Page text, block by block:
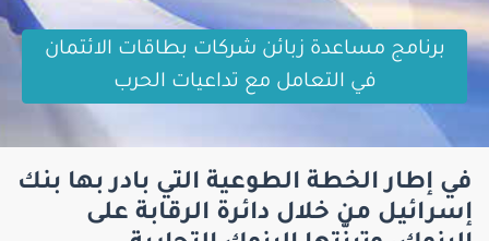
برنامج مساعدة زبائن شركات بطاقات الائتمان
في التعامل مع تداعيات الحرب
في إطار الخطة الطوعية التي بادر بها بنك
إسرائيل من خلال دائرة الرقابة على